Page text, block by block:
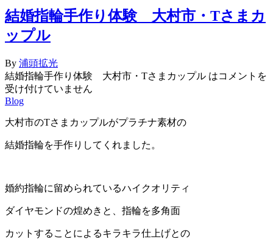
結婚指輪手作り体験 大村市・Tさまカ
ップル
By 浦頭拡光
結婚指輪手作り体験 大村市・Tさまカップル はコメントを
受け付けていません
Blog
大村市のTさまカップルがプラチナ素材の
結婚指輪を手作りしてくれました。
婚約指輪に留められているハイクオリティ
ダイヤモンドの煌めきと、指輪を多角面
カットすることによるキラキラ仕上げとの